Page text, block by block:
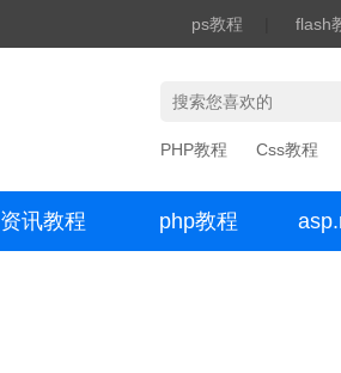
ps教程 flash
PHP教程 Css教程
资讯教程 php教程